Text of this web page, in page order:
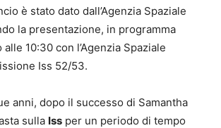
è stato dato dall’Agenzia Spaziale
la presentazione, in programma
10:30 con l’Agenzia Spaziale
Iss 52/53.
anni, dopo il successo di Samantha
sulla Iss per un periodo di tempo